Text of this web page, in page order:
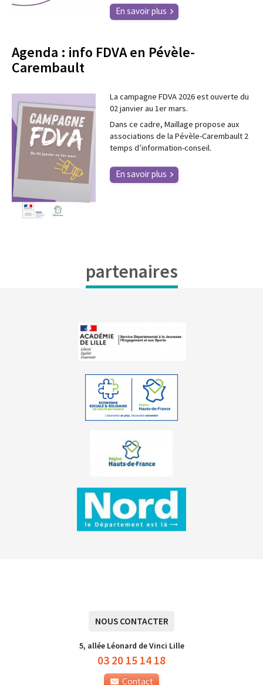
En savoir plus
Agenda : info FDVA en Pévèle-
Carembault
La campagne FDVA 2026 est ouverte du
02 janvier au 1er mars.
Dans ce cadre, Maillage propose aux
associations de la Pévèle-Carembault 2
temps d’information-conseil.
En savoir plus
partenaires
NOUS CONTACTER
5, allée Léonard de Vinci Lille
03 20 15 14 18
Contact